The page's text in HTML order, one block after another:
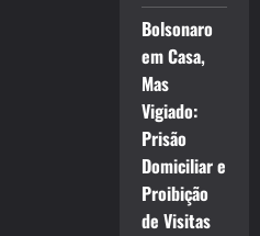
Bolsonaro
em Casa,
Mas
Vigiado:
Prisão
Domiciliar e
Proibição
de Visitas